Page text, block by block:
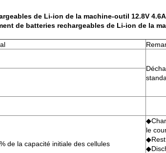
de Li-ion de la machine-outil 12.8V
de batteries rechargeables de Li-ion de la
de la capacité initiale des cellules
le
◆Rest